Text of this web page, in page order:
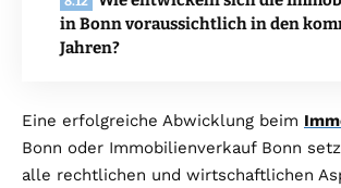
in Bonn voraussichtlich in den
Jahren?
Eine erfolgreiche Abwicklung beim
Bonn oder Immobilienverkauf Bonn
alle rechtlichen und wirtschaftlichen